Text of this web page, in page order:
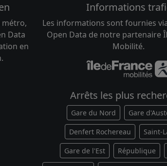
métro,
Data
en
Informations
Les informations sont fournies
Open Data de notre partenaire
Mobilité.
Arrêts les plus
Gare du Nord Gare
Denfert Rochereau Saint-
Gare de l'Est République